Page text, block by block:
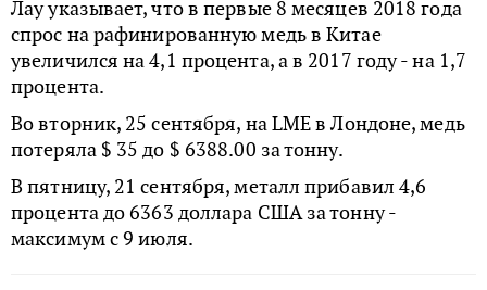
Лау указывает, что в первые 8 месяцев 2018 года
спрос на рафинированную медь в Китае
увеличился на 4,1 процента, а в 2017 году - на 1,7
процента.
Во вторник, 25 сентября, на LME в Лондоне, медь
потеряла $ 35 до $ 6388.00 за тонну.
В пятницу, 21 сентября, металл прибавил 4,6
процента до 6363 доллара США за тонну -
максимум с 9 июля.